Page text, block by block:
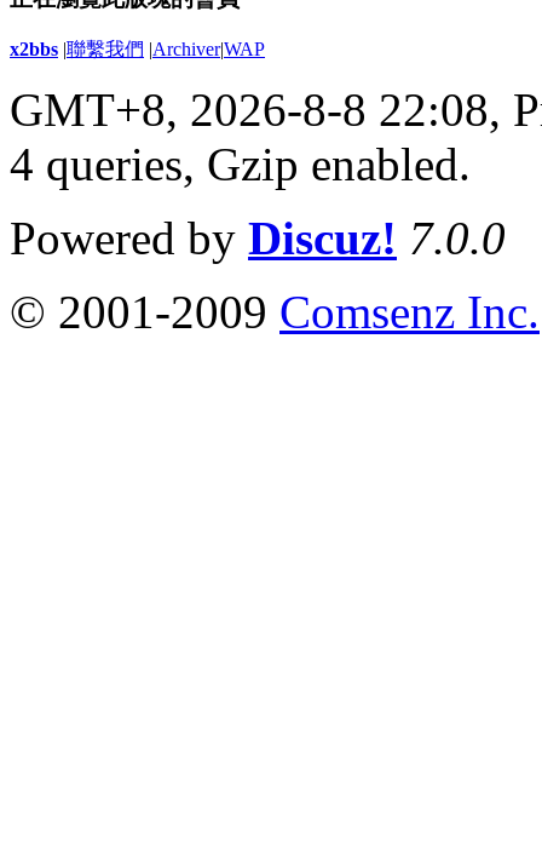
x2bbs |聯繫我們 |Archiver|WAP
GMT+8, 2026-8-8 22:08,
4 queries, Gzip enabled.
Powered by Discuz! 7.0.0
© 2001-2009 Comsenz Inc.